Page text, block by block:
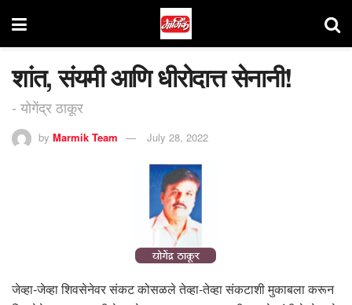
शांत, संयमी आणि धीरोदात्त सेनानी!
- योगेंद्र ठाकूर
by Marmik Team July 28, 2022
जेव्हा-जेव्हा शिवसेनेवर संकट कोसळले तेव्हा-तेव्हा संकटाशी मुकाबला करून